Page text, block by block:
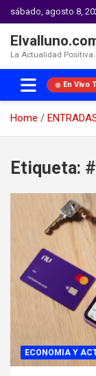
sábado, agosto 8,
La Actualidad Positiva.
En Vivo
Home
content
Etiqueta:
ECONOMIA Y